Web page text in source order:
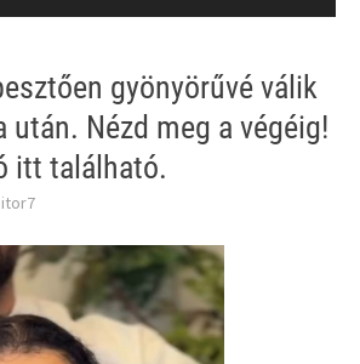
gyönyörűvé válik
után. Nézd meg a végéig!
itt található.